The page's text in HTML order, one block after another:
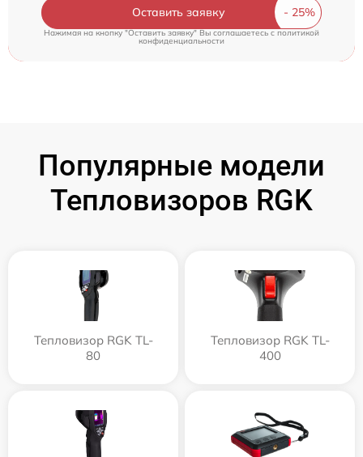
Оставить заявку
Нажимая на кнопку "Оставить заявку" Вы соглашаетесь cполитикой
конфиденциальности
Популярные модели
Тепловизоров RGK
Тепловизор RGK TL-
80
Тепловизор RGK TL-
400